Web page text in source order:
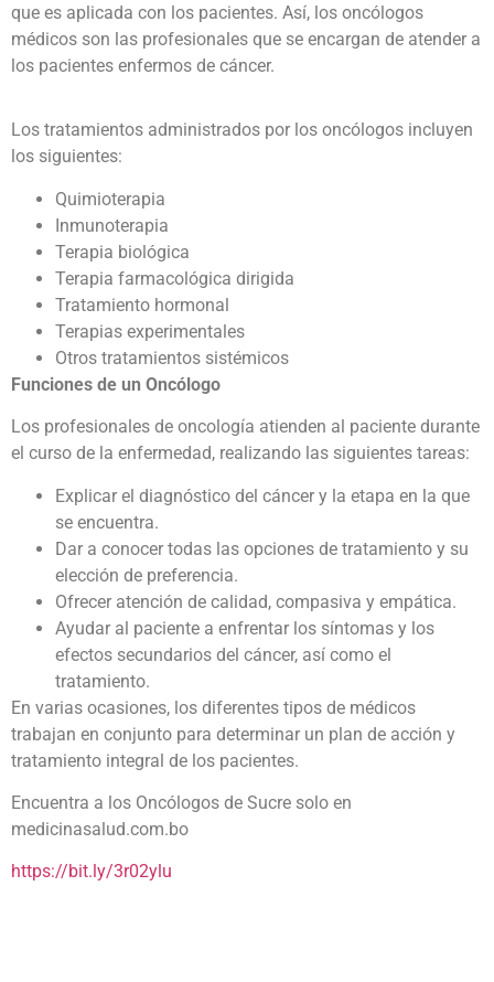
que es aplicada con los pacientes. Así, los oncólogos
médicos son las profesionales que se encargan de atender a
los pacientes enfermos de cáncer.
Los tratamientos administrados por los oncólogos incluyen
los siguientes:
Quimioterapia
Inmunoterapia
Terapia biológica
Terapia farmacológica dirigida
Tratamiento hormonal
Terapias experimentales
Otros tratamientos sistémicos
Funciones de un Oncólogo
Los profesionales de oncología atienden al paciente durante
el curso de la enfermedad, realizando las siguientes tareas:
Explicar el diagnóstico del cáncer y la etapa en la que
se encuentra.
Dar a conocer todas las opciones de tratamiento y su
elección de preferencia.
Ofrecer atención de calidad, compasiva y empática.
Ayudar al paciente a enfrentar los síntomas y los
efectos secundarios del cáncer, así como el
tratamiento.
En varias ocasiones, los diferentes tipos de médicos
trabajan en conjunto para determinar un plan de acción y
tratamiento integral de los pacientes.
Encuentra a los Oncólogos de Sucre solo en
medicinasalud.com.bo
https://bit.ly/3r02ylu